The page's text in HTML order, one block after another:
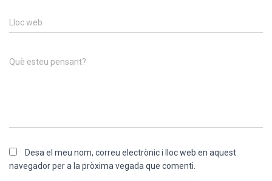
Lloc web
Què esteu pensant?
Desa el meu nom, correu electrònic i lloc web en aquest
navegador per a la pròxima vegada que comenti.